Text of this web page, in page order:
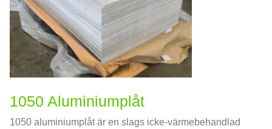
1050 Aluminiumplåt
1050 aluminiumplåt är en slags icke-värmebehandlad